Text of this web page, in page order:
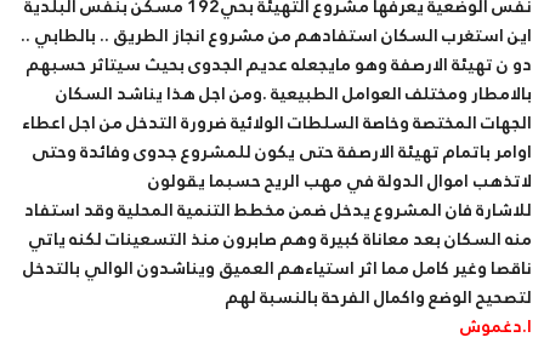
اين استغرب السكان استفادهم من مشروع انجاز الطريق .. بالطابي ..
دو ن تهيئة الارصفة وهو مايجعله عديم الجدوى بحيث سيتاثر حسبهم
بالامطار ومختلف العوامل الطبيعية .ومن اجل هذا يناشد السكان
الجهات المختصة وخاصة السلطات الولائية ضرورة التدخل من اجل اعطاء
اوامر باتمام تهيئة الارصفة حتى يكون للمشروع جدوى وفائدة وحتى
لاتذهب اموال الدولة في مهب الريح حسبما يقولون
للاشارة فان المشروع يدخل ضمن مخطط التنمية المحلية وقد استفاد
منه السكان بعد معاناة كبيرة وهم صابرون منذ التسعينات لكنه ياتي
ناقصا وغير كامل مما اثر استياءهم العميق ويناشدون الوالي بالتدخل
لتصحيح الوضع واكمال الفرحة بالنسبة لهم
ا.دغموش